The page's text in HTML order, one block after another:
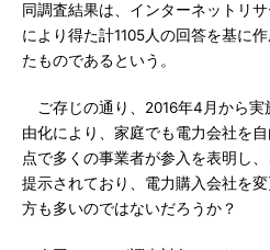
同調査結果は、インターネットリ
により得た計1105人の回答を基に作
たものであるという。
ご存じの通り、2016年4月から実
由化により、家庭でも電力会社を
点で多くの事業者が参入を表明し
提示されており、電力購入会社を
方も多いのではないだろうか？